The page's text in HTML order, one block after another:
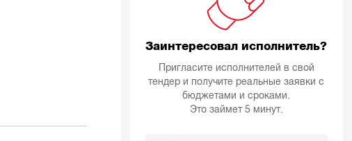
Заинтересовал исполнитель?
Пригласите исполнителей в свой
тендер и получите реальные заявки с
бюджетами и сроками.
Это займет 5 минут.